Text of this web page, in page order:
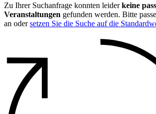
Zu Ihrer Suchanfrage konnten leiderkeine
Veranstaltungen gefunden werden. Bitte
an odersetzen Sie die Suche auf die